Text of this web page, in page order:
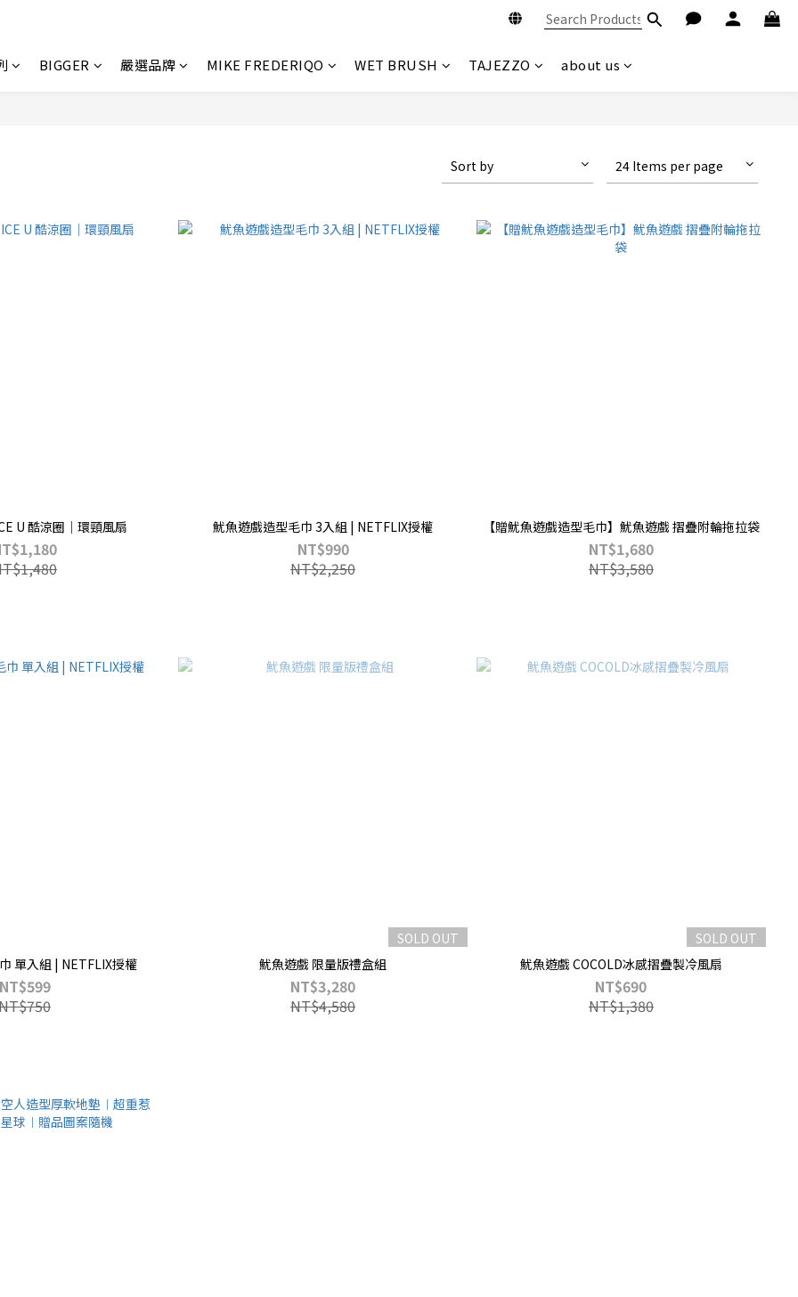
BIGGER 嚴選品牌 MIKE FREDERIQO WET BRUSH TAJEZZO about us
Sort by 24 Items per page
U 酷涼圈｜環頸風扇 魷魚遊戲造型毛巾 3入組 | NETFLIX授權
NT$990
NT$2,250
【贈魷魚遊戲造型毛巾】魷魚遊戲 摺疊附輪拖拉袋
NT$1,680
NT$3,580
單入組 | NETFLIX授權
NT$599
SOLD OUT
魷魚遊戲 限量版禮盒組
NT$3,280
NT$4,580
SOLD OUT
魷魚遊戲 COCOLD冰感摺疊製冷風扇
NT$690
NT$1,380